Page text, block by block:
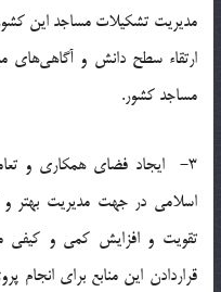
مديريت تشكيلات مساجد اين
ارتقاء سطح دانش و آگاهي‌هاي
مساجد كشور.
3- ايجاد فضاي همكاري و
اسلامي در جهت مديريت بهتر
تقويت و افزايش كمي و كيفي
قراردادن اين منابع براي انجام